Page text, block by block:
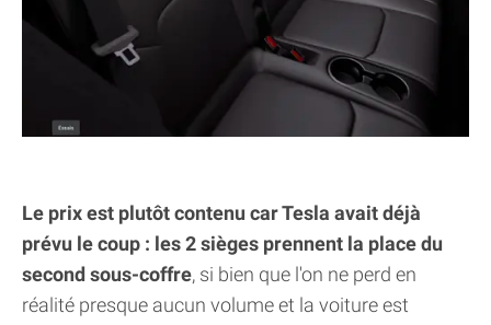
Le prix est plutôt contenu car Tesla avait déjà
prévu le coup : les 2 sièges prennent la place du
second sous-coffre, si bien que l'on ne perd en
réalité presque aucun volume et la voiture est